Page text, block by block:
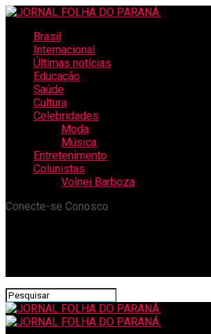
Brasil
Internacional
Últimas notícias
Educação
Saúde
Cultura
Celebridades
Moda
Música
Entretenimento
Colunistas
Volnei Barboza
Conecte-se Conosco